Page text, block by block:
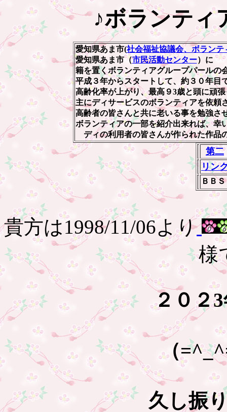
♪ボランテ
愛知県あま市(社会福祉協議会、ボランテ
愛知県あま市（市民活動センター）に
籍を置くボランティアグループパールの
平成３年からスタートして、約３０年目
高齢化率が上がり、最高９3歳と頭に頑
主にディサービスのボランティアを依頼
高齢者の皆さんと共に老いる事を勉強さ
ボランティアの一部を紹介出来れば、幸
ディの利用者の皆さんが作られた作品
第二
リン
ＢＢＳ
貴方は1998/11/06より
２０
（
久し振